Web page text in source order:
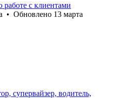
с клиентами
• Обновлено 13 марта
супервайзер, водитель,